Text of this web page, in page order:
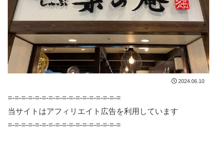
2024.06.10
=-=-=-=-=-=-=-=-=-=-=-=-=-=-=-=-=
当サイトはアフィリエイト広告を利用しています
=-=-=-=-=-=-=-=-=-=-=-=-=-=-=-=-=